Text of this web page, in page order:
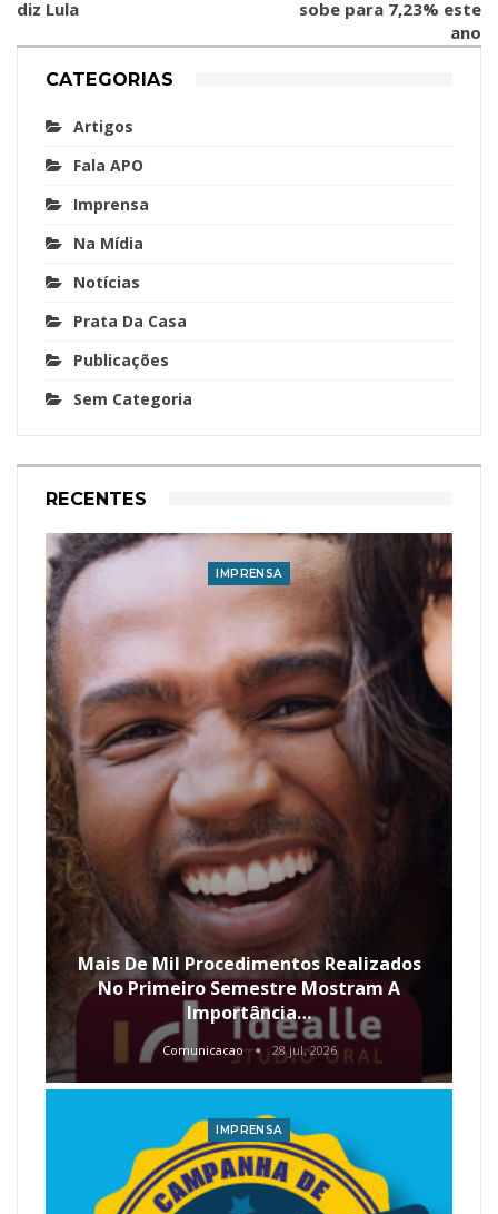
diz Lula
sobe para 7,23% este
ano
CATEGORIAS
Artigos
Fala APO
Imprensa
Na Mídia
Notícias
Prata Da Casa
Publicações
Sem Categoria
RECENTES
IMPRENSA
Mais De Mil Procedimentos Realizados
No Primeiro Semestre Mostram A
Importância…
Comunicacao 28 jul, 2026
IMPRENSA